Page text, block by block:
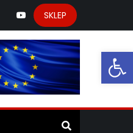
SKLEP